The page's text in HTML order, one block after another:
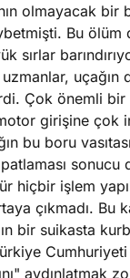
olmayacak bir
Bu ölüm
sırlar
uçağın
Çok önemli bir
girişine çok
bu boru
sonucu
hiçbir işlem
çıkmadı. Bu
bir suikasta
aydınlatmak